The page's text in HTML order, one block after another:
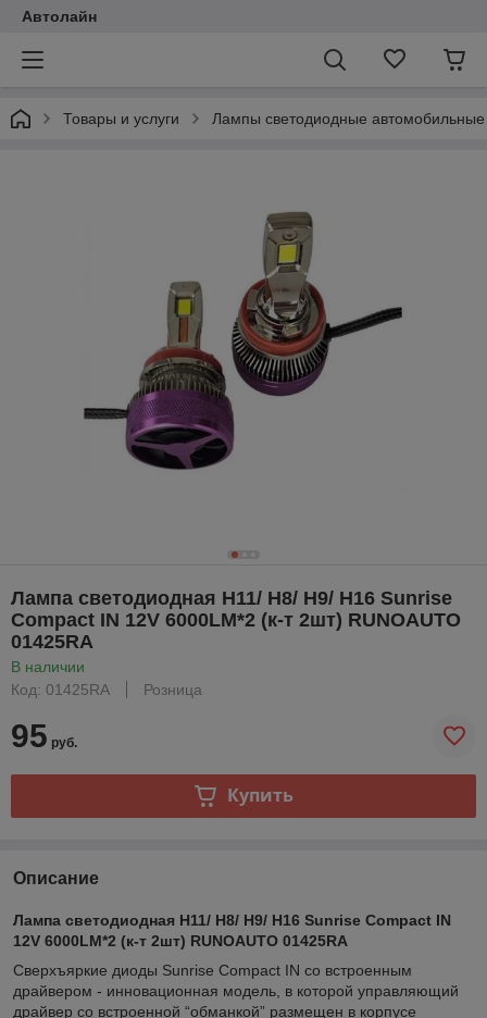
Автолайн
Товары и услуги Лампы светодиодные автомобильные
Лампа светодиодная H11/ H8/ H9/ H16 Sunrise
Compact IN 12V 6000LM*2 (к-т 2шт) RUNOAUTO
01425RA
В наличии
Код: 01425RA
Розница
95 руб.
Купить
Описание
Лампа светодиодная H11/ H8/ H9/ H16 Sunrise Compact IN
12V 6000LM*2 (к-т 2шт) RUNOAUTO 01425RA
Сверхъяркие диоды Sunrise Compact IN со встроенным
драйвером - инновационная модель, в которой управляющий
драйвер со встроенной “обманкой” размещен в корпусе